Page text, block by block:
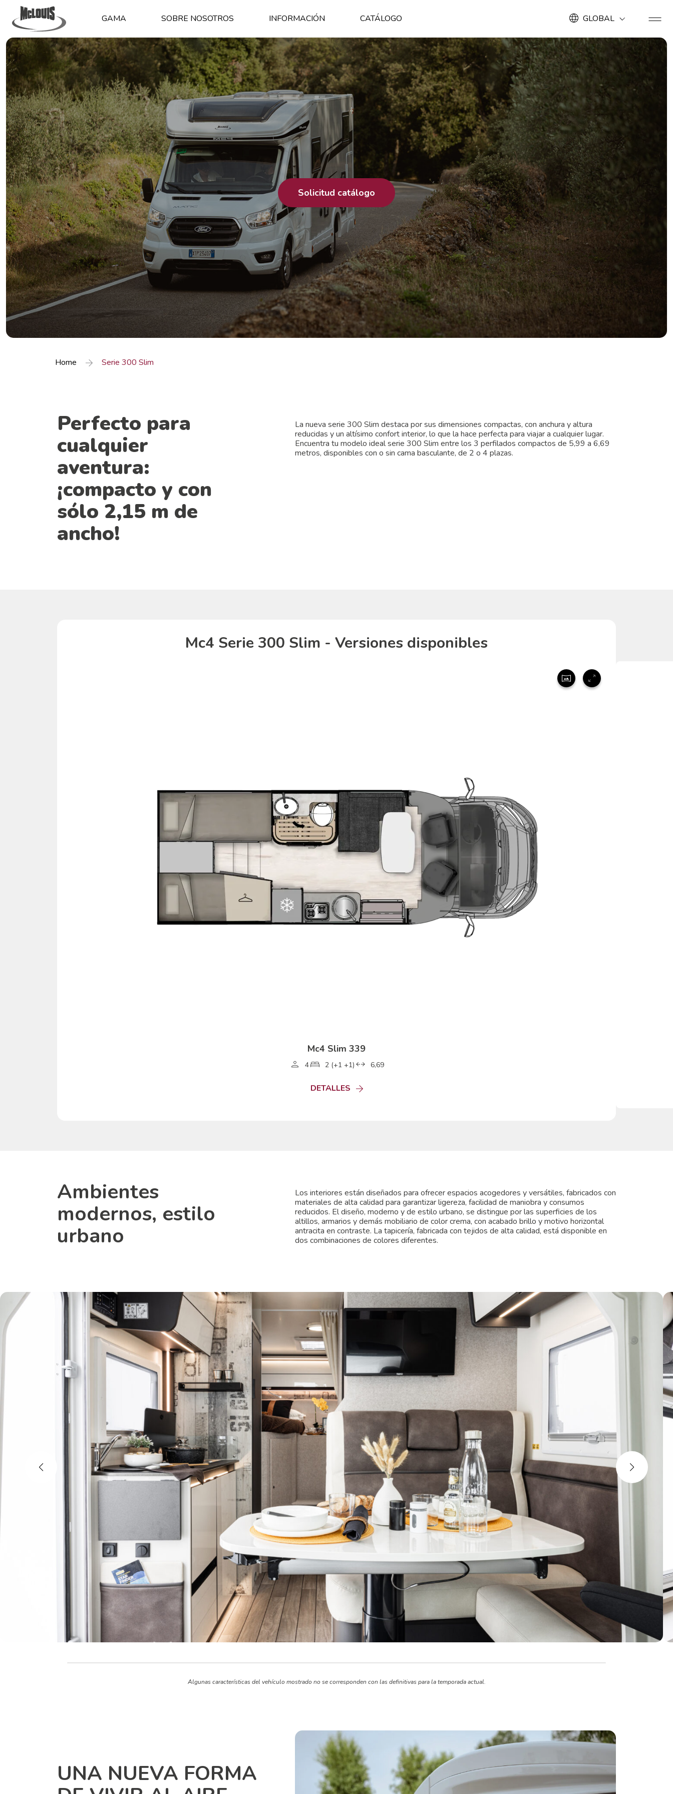
GAMA SOBRE NOSOTROS INFORMACIÓN CATÁLOGO GLOBAL
Solicitud catálogo
Home Serie 300 Slim
Perfecto para
cualquier
aventura:
¡compacto y con
sólo 2,15 m de
ancho!
La nueva serie 300 Slim destaca por sus dimensiones compactas, con anchura y altura
reducidas y un altísimo confort interior, lo que la hace perfecta para viajar a cualquier lugar.
Encuentra tu modelo ideal serie 300 Slim entre los 3 perfilados compactos de 5,99 a 6,69
metros, disponibles con o sin cama basculante, de 2 o 4 plazas.
Mc4 Serie 300 Slim - Versiones disponibles
Mc4 Slim 339
4 2 (+1 +1) 6,69
DETALLES
Ambientes
modernos, estilo
urbano
Los interiores están diseñados para ofrecer espacios acogedores y versátiles, fabricados con
materiales de alta calidad para garantizar ligereza, facilidad de maniobra y consumos
reducidos. El diseño, moderno y de estilo urbano, se distingue por las superficies de los
altillos, armarios y demás mobiliario de color crema, con acabado brillo y motivo horizontal
antracita en contraste. La tapicería, fabricada con tejidos de alta calidad, está disponible en
dos combinaciones de colores diferentes.
Algunas características del vehículo mostrado no se corresponden con las definitivas para la temporada actual.
UNA NUEVA FORMA